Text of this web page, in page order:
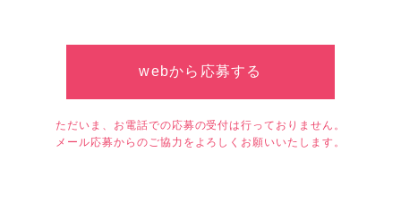
webから応募する
ただいま、お電話での応募の受付は行っておりません。
メール応募からのご協力をよろしくお願いいたします。